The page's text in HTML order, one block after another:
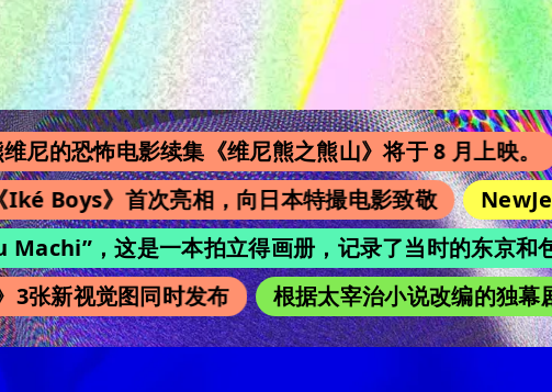
电影续集《维尼熊之熊山》将于 8 月上映。
中国
》首次亮相，向日本特撮电影致敬
NewJeans 将
这是一本拍立得画册，记录了当时的东京和包括广
视觉图同时发布 根据太宰治小说改编的独幕剧也